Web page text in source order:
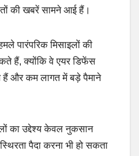
की खबरें सामने आई हैं।
पारंपरिक मिसाइलों की
हैं, क्योंकि वे एयर डिफेंस
हैं और कम लागत में बड़े पैमाने
का उद्देश्य केवल नुकसान
पैदा करना भी हो सकता